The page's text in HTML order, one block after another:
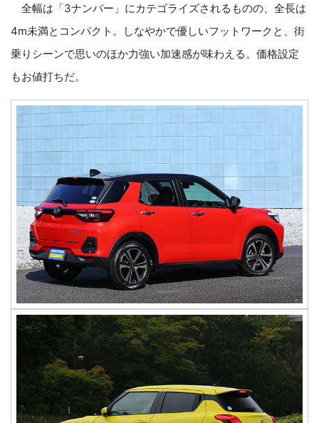
全幅は「3ナンバー」にカテゴライズされるものの、全長は
4m未満とコンパクト。しなやかで優しいフットワークと、街
乗りシーンで思いのほか力強い加速感が味わえる。価格設定
もお値打ちだ。